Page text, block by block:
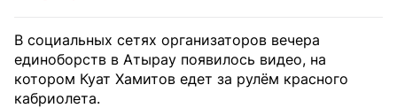
В социальных сетях организаторов вечера
единоборств в Атырау появилось видео, на
котором Куат Хамитов едет за рулём красного
кабриолета.